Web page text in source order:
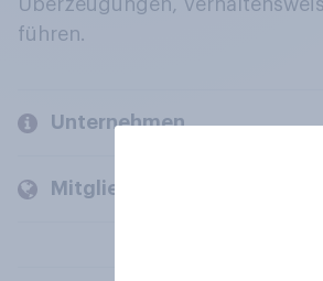
Überzeugungen,
führen.
Unternehmen
Mitglieder und Kunden